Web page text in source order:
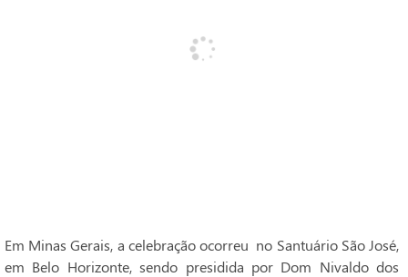
Em Minas Gerais, a celebração ocorreu no Santuário São José,
em Belo Horizonte, sendo presidida por Dom Nivaldo dos